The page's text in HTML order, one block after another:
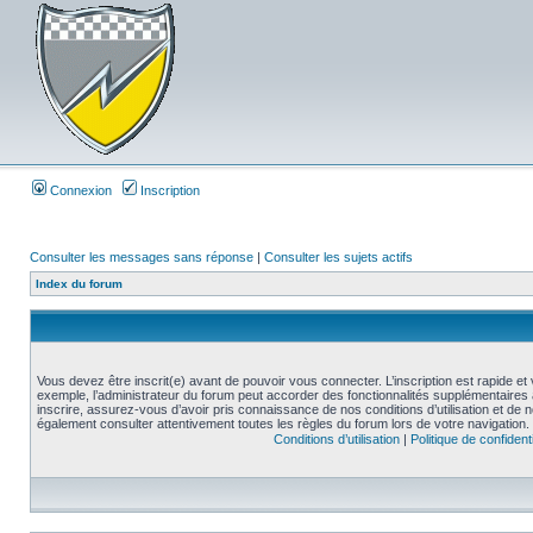
Connexion Inscription
Consulter les messages sans réponse | Consulter les sujets actifs
Index du forum
Vous devez être inscrit(e) avant de pouvoir vous connecter. L’inscription est rapide
exemple, l’administrateur du forum peut accorder des fonctionnalités
inscrire, assurez-vous d’avoir pris connaissance de nos conditions d’utilisation et de
également consulter attentivement toutes les règles du forum lors de votre navigation.
Conditions d’utilisation| Politique de